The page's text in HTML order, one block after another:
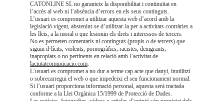
CATONLINE SL no garanteix la disponibilitat i continuïtat en
l’accés al web ni l’absència d’errors en els seus continguts.
L’usuari es compromet a utilitzar aquesta web d’acord amb la
legislació vigent, abstenint-se d’utilitzar-la per a activitats contràries a
les lleis, a la moral o que lesionin els drets i interessos de tercers.
No es permeten comentaris ni continguts (propis o de tercers) que
siguin il·lícits, violents, pornogràfics, racistes, denigrants,
inapropiats o no pertinents en relació amb l’activitat de
laciutatcomunicacio.com.
L’usuari es compromet a no dur a terme cap acte que danyi, inutilitzi
o sobrecarregui el web o que impedeixi el seu funcionament normal.
Si l’usuari proporciona informació personal, aquesta serà tractada
conforme a la Llei Orgànica 15/1999 de Protecció de Dades.